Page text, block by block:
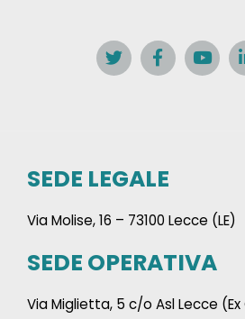
SEDE LEGALE
Via Molise, 16 – 73100 Lecce (LE)
SEDE OPERATIVA
Via Miglietta, 5 c/o Asl Lecce (Ex